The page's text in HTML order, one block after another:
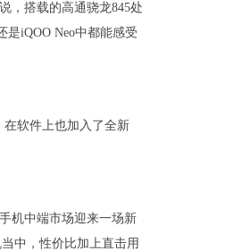
，搭载的高通骁龙845处
是iQOO Neo中都能感受
在软件上也加入了全新
机中端市场迎来一场新
中，性价比加上直击用